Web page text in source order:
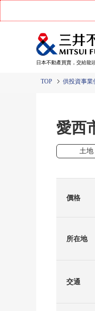
日本不動產買賣，交給龍
TOP 供投資事業
愛西
土地
價格
所在地
交通